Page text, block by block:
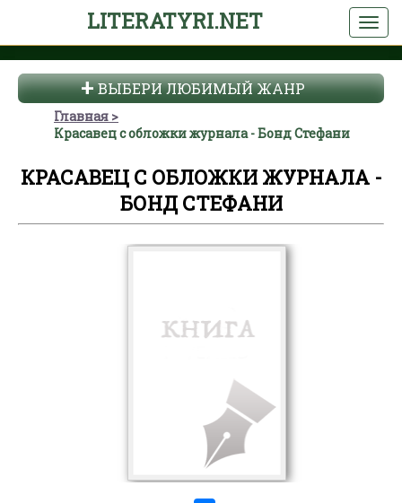
LITERATYRI.NET
ВЫБЕРИ ЛЮБИМЫЙ ЖАНР
Главная
Красавец с обложки журнала - Бонд Стефани
КРАСАВЕЦ С ОБЛОЖКИ ЖУРНАЛА -
БОНД СТЕФАНИ